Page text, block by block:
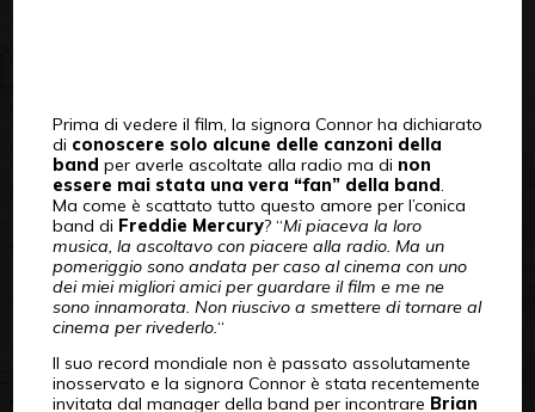
Prima di vedere il film, la signora Connor ha dichiarato
di conoscere solo alcune delle canzoni della
band per averle ascoltate alla radio ma di non
essere mai stata una vera “fan” della band.
Ma come è scattato tutto questo amore per l’conica
band di Freddie Mercury? “Mi piaceva la loro
musica, la ascoltavo con piacere alla radio. Ma un
pomeriggio sono andata per caso al cinema con uno
dei miei migliori amici per guardare il film e me ne
sono innamorata. Non riuscivo a smettere di tornare al
cinema per rivederlo.“
Il suo record mondiale non è passato assolutamente
inosservato e la signora Connor è stata recentemente
invitata dal manager della band per incontrare Brian